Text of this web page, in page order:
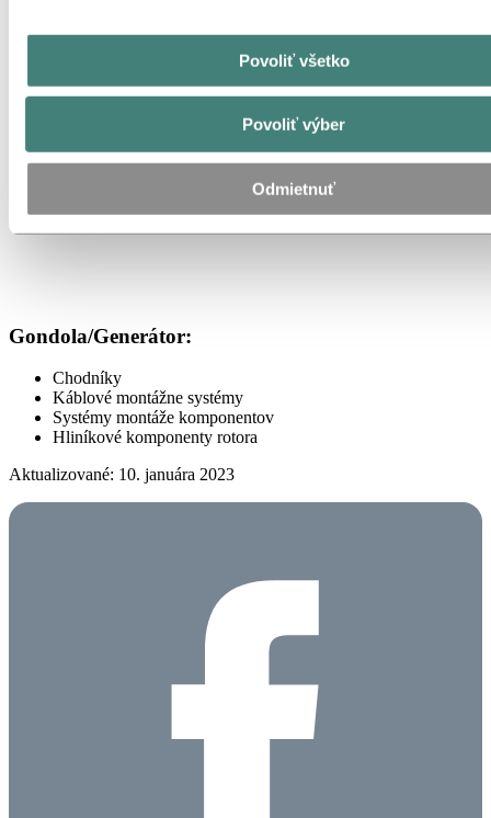
Povoliť všetko
Povoliť výber
Odmietnuť
Gondola/Generátor:
Chodníky
Káblové montážne systémy
Systémy montáže komponentov
Hliníkové komponenty rotora
Aktualizované: 10. januára 2023